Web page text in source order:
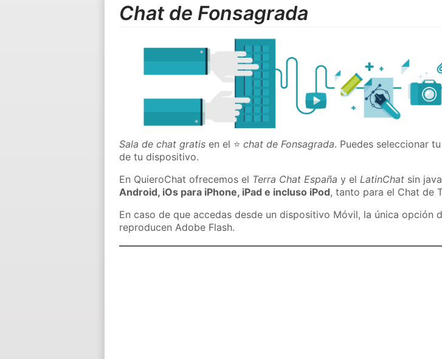
Chat de Fonsagrada
Sala de chat gratis en el ⭐chat de Fonsagrada. Puedes seleccionar
de tu dispositivo.
En QuieroChat ofrecemos el Terra Chat España y elLatinChat sin
Android, iOs para iPhone, iPad e incluso iPod, tanto para el Chat de
En caso de que accedas desde un dispositivo Móvil, la única opción
reproducen Adobe Flash.